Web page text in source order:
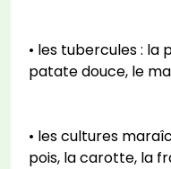
• les tubercules : la
patate douce, le
• les cultures
pois, la carotte, la